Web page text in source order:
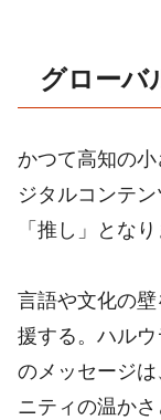
グローバ
かつて高知の
ジタルコンテ
「推し」となり
言語や文化の
援する。ハル
のメッセージ
ニティの温かさ